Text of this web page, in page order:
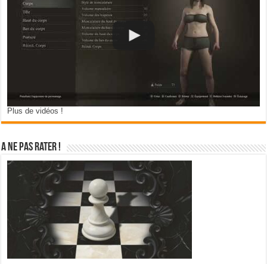
Plus de vidéos !
A ne pas rater !